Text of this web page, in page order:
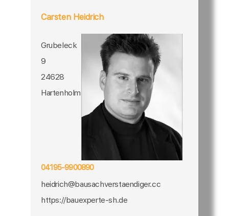
Carsten Heidrich
Grubeleck
9
24628
Hartenholm
04195-9900890
heidrich@bausachverstaendiger.cc
https://bauexperte-sh.de